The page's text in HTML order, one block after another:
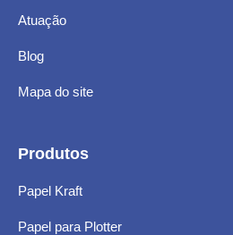
Atuação
Blog
Mapa do site
Produtos
Papel Kraft
Papel para Plotter